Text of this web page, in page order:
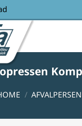
/ AFVALPERSEN